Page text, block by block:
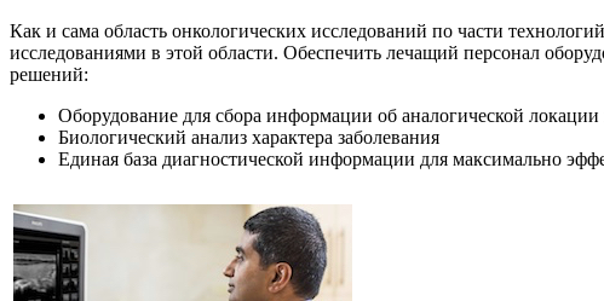
Как и сама область онкологических исследований по части
исследованиями в этой области. Обеспечить лечащий персонал
решений:
Оборудование для сбора информации об аналогической
Биологический анализ характера заболевания
Единая база диагностической информации для максимально